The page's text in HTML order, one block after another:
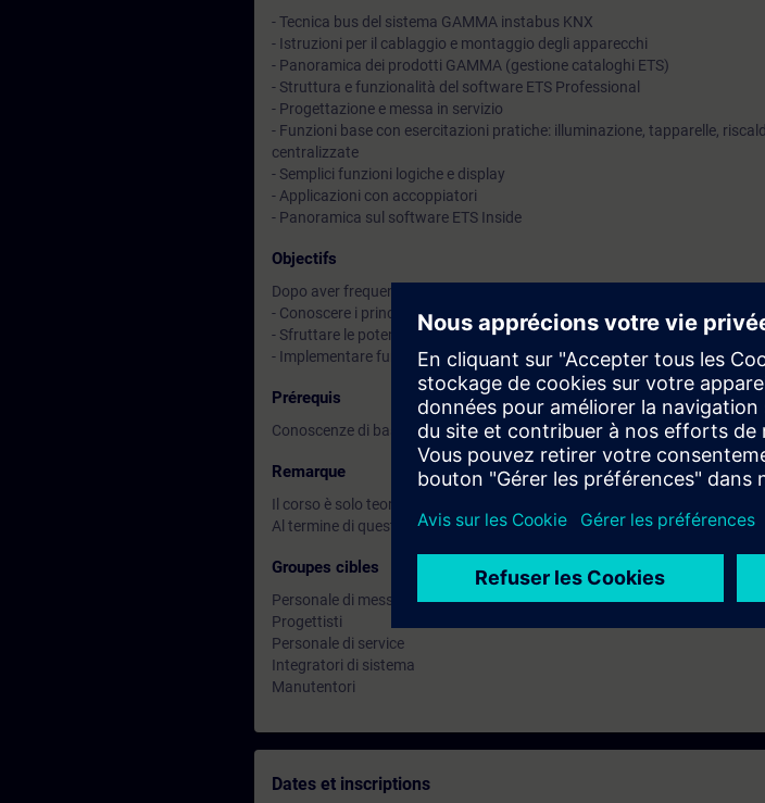
- Tecnica bus del sistema GAMMA instabus KNX
- Istruzioni per il cablaggio e montaggio degli apparecchi
- Panoramica dei prodotti GAMMA (gestione cataloghi ETS)
- Struttura e funzionalità del software ETS Professional
- Progettazione e messa in servizio
- Funzioni base con esercitazioni pratiche: illuminazione, tapparelle,
centralizzate
- Semplici funzioni logiche e display
- Applicazioni con accoppiatori
- Panoramica sul software ETS Inside
Objectifs
Dopo aver frequentato il corso sarai in grado di:
- Conoscere i principi di funzionamento alla base del sistema GAMMA
- Sfruttare le potenzialità del software ETS
- Implementare funzionalità base
Prérequis
Conoscenze di base nel campo della installazione elettrica e pratica
Remarque
Il corso è solo teorico.
Al termine di questo corso puoi conseguire la certificazioneKNX Partner
Groupes cibles
Personale di messa in servizio
Progettisti
Personale di service
Integratori di sistema
Manutentori
Dates et inscriptions